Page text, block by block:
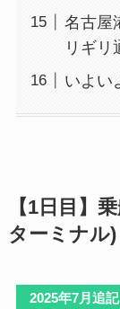
名古屋
リギリ
いよい
【1日目】
ターミナル)
2025年7月追記